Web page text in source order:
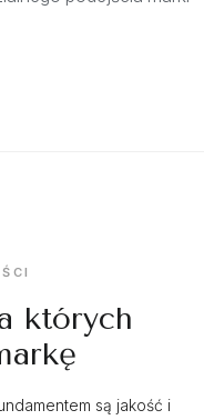
których
są jakość i